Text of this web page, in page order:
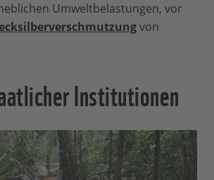
Umweltbelastungen, vor
von
Institutionen